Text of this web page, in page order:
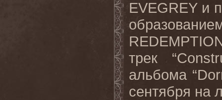
EVEGREY и
трек
альбома
сентября на